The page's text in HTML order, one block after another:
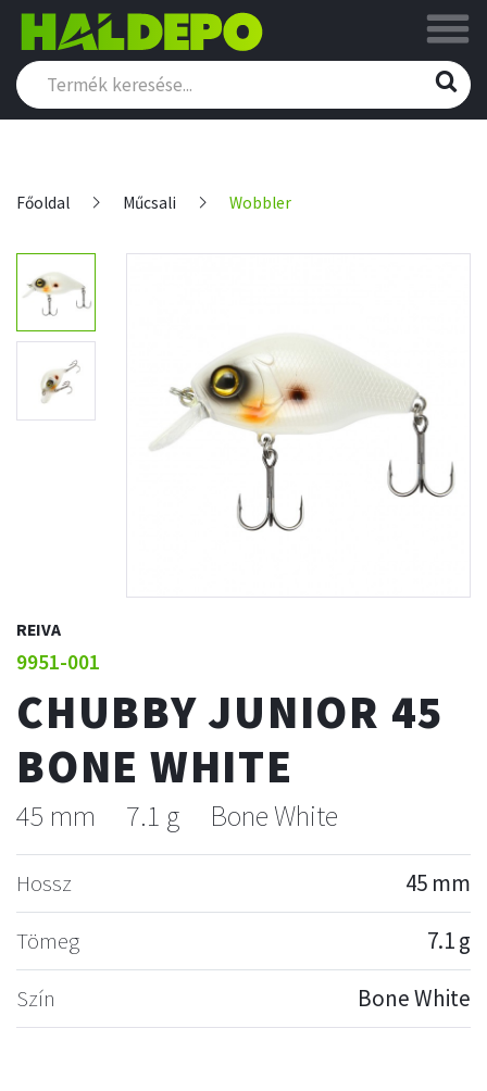
Főoldal Műcsali Wobbler
REIVA
9951-001
CHUBBY JUNIOR 45
BONE WHITE
45 mm 7.1 g Bone White
Hossz
45 mm
Tömeg
7.1 g
Szín
Bone White